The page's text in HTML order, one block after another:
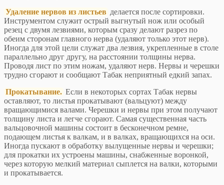
Удаление нервов из листьев делается после сортировки.
Инструментом служит острый выгнутый нож или особый
резец с двумя лезвиями, которым сразу делают разрез по
обеим сторонам главного нерва (удаляют только этот нерв).
Иногда для этой цели служат два лезвия, укрепленные в столе
параллельно друг другу, на расстоянии толщины нерва.
Проводя лист по этим ножам, удаляют нерв. Нервы и черешки
трудно сгорают и сообщают Табак неприятный едкий запах.
Прокатывание. Если в некоторых сортах Табак нервы
оставляют, то листья прокатывают (вальцуют) между
вращающимися валами. Черешки и нервы при этом получают
толщину листа и легче сгорают. Самая существенная часть
вальцовочной машины состоит в бесконечном ремне,
подающем листья к валкам, и в валках, вращающихся на оси.
Иногда пускают в обработку вылущенные нервы и черешки;
для прокатки их устроены машины, снабженные воронкой,
через которую мелкий материал сыплется на валки, которыми
и прокатывается.